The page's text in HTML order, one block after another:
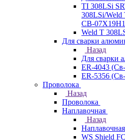
TI 308LSi
308LSi/
СВ-
Weld T
Для сварки
Назад
Для сварки
ER-4043
ER-5356
Проволока
Назад
Проволока
Наплавочная
Назад
Наплавочная
WS Shield